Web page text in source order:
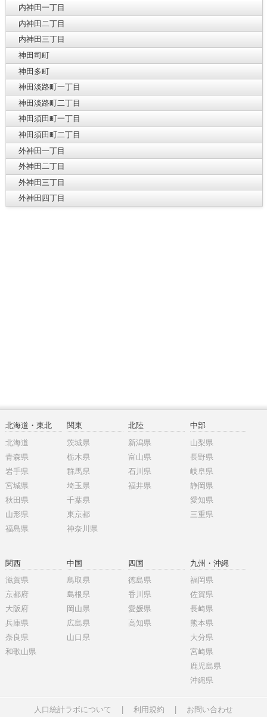
内神田一丁目
内神田二丁目
内神田三丁目
神田司町
神田多町
神田淡路町一丁目
神田淡路町二丁目
神田須田町一丁目
神田須田町二丁目
外神田一丁目
外神田二丁目
外神田三丁目
外神田四丁目
北海道・東北
北海道
青森県
岩手県
宮城県
秋田県
山形県
福島県
関東
茨城県
栃木県
群馬県
埼玉県
千葉県
東京都
神奈川県
北陸
新潟県
富山県
石川県
福井県
中部
山梨県
長野県
岐阜県
静岡県
愛知県
三重県
関西
滋賀県
京都府
大阪府
兵庫県
奈良県
和歌山県
中国
鳥取県
島根県
岡山県
広島県
山口県
四国
徳島県
香川県
愛媛県
高知県
九州・沖縄
福岡県
佐賀県
長崎県
熊本県
大分県
宮崎県
鹿児島県
沖縄県
人口統計ラボについて 利用規約 お問い合わせ